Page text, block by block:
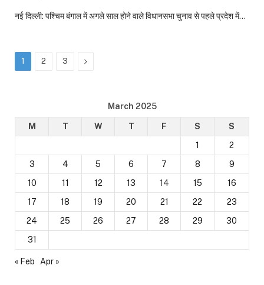
नई दिल्ली: पश्चिम बंगाल में अगले साल होने वाले विधानसभा चुनाव से पहले प्रदेश में…
1 2 3 Next
March 2025
M T W T F S
S
1
2
3
4 5 6 7 8
9
10
11 12 13 14 15
16
17
18 19 20 21 22
23
24
25 26 27 28 29
30
31
« Feb Apr »